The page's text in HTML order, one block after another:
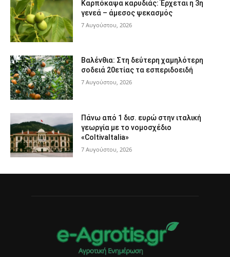
Καρπόκαψα καρυδιάς: Έρχεται η 3η
γενεά – άμεσος ψεκασμός
7 Αυγούστου, 2026
Βαλένθια: Στη δεύτερη χαμηλότερη
σοδειά 20ετίας τα εσπεριδοειδή
7 Αυγούστου, 2026
Πάνω από 1 δισ. ευρώ στην ιταλική
γεωργία με το νομοσχέδιο
«ColtivaItalia»
7 Αυγούστου, 2026